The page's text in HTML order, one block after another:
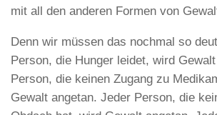
mit all den anderen Formen von
Denn wir müssen das nochmal so
Person, die Hunger leidet, wird
Person, die keinen Zugang zu
Gewalt angetan. Jeder Person, die